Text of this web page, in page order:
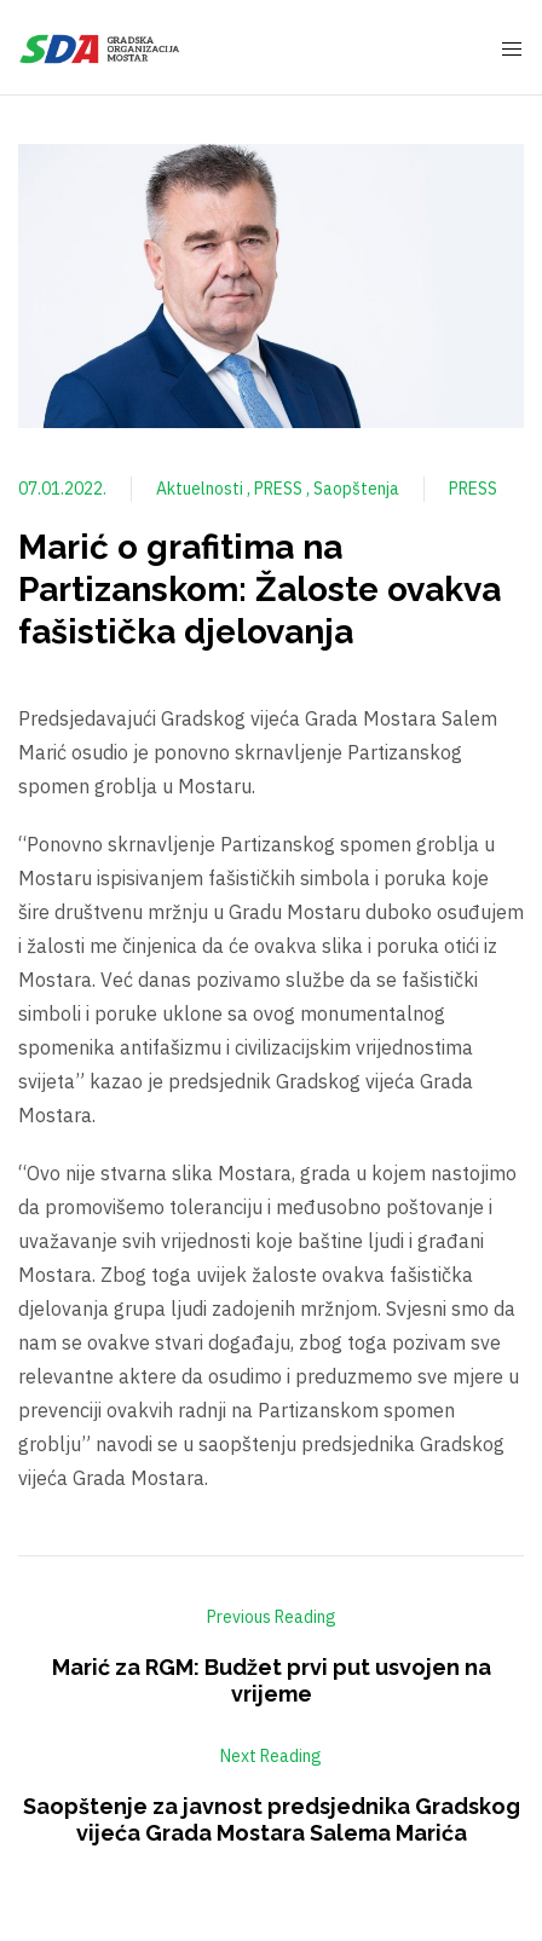
07.01.2022. Aktuelnosti PRESS Saopštenja PRESS
Marić o grafitima na
Partizanskom: Žaloste ovakva
fašistička djelovanja
Predsjedavajući Gradskog vijeća Grada Mostara Salem
Marić osudio je ponovno skrnavljenje Partizanskog
spomen groblja u Mostaru.
“Ponovno skrnavljenje Partizanskog spomen groblja u
Mostaru ispisivanjem fašističkih simbola i poruka koje
šire društvenu mržnju u Gradu Mostaru duboko osuđujem
i žalosti me činjenica da će ovakva slika i poruka otići iz
Mostara. Već danas pozivamo službe da se fašistički
simboli i poruke uklone sa ovog monumentalnog
spomenika antifašizmu i civilizacijskim vrijednostima
svijeta” kazao je predsjednik Gradskog vijeća Grada
Mostara.
“Ovo nije stvarna slika Mostara, grada u kojem nastojimo
da promovišemo toleranciju i međusobno poštovanje i
uvažavanje svih vrijednosti koje baštine ljudi i građani
Mostara. Zbog toga uvijek žaloste ovakva fašistička
djelovanja grupa ljudi zadojenih mržnjom. Svjesni smo da
nam se ovakve stvari događaju, zbog toga pozivam sve
relevantne aktere da osudimo i preduzmemo sve mjere u
prevenciji ovakvih radnji na Partizanskom spomen
groblju” navodi se u saopštenju predsjednika Gradskog
vijeća Grada Mostara.
Previous Reading
Marić za RGM: Budžet prvi put usvojen na
vrijeme
Next Reading
Saopštenje za javnost predsjednika Gradskog
vijeća Grada Mostara Salema Marića